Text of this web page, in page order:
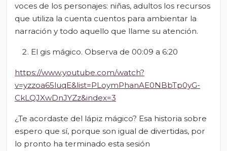
voces de los personajes: niñas, adultos los recursos
que utiliza la cuenta cuentos para ambientar la
narración y todo aquello que llame su atención.
El gis mágico. Observa de 00:09 a 6:20
https://www.youtube.com/watch?
v=yzzoa65luqE&list=PLoymPhanAE0NBbTp0yG-
CkLQJXwDnJYZz&index=3
¿Te acordaste del lápiz mágico? Esa historia sobre
espero que sí, porque son igual de divertidas, por
lo pronto ha terminado esta sesión